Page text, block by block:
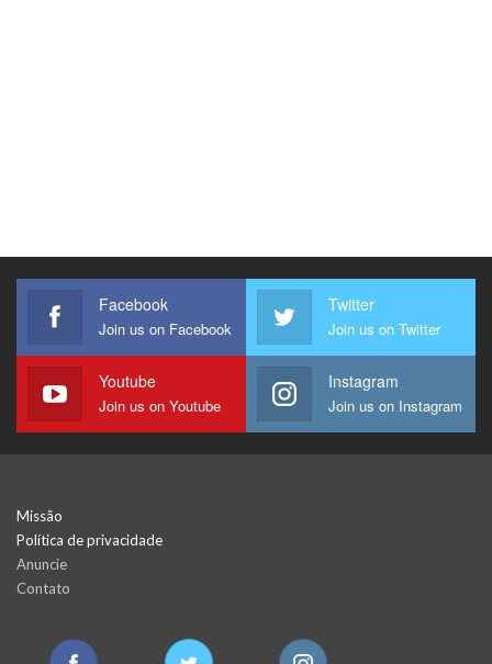
Facebook
Join us on Facebook
Twitter
Join us on Twitter
Youtube
Join us on Youtube
Instagram
Join us on Instagram
Missão
Política de privacidade
Anuncie
Contato